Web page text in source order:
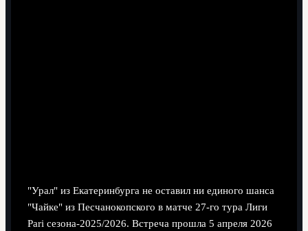
"Урал" из Екатеринбурга не оставил ни единого шанса
"Чайке" из Песчанокопского в матче 27-го тура Лиги
Pari сезона-2025/2026. Встреча прошла 5 апреля 2026